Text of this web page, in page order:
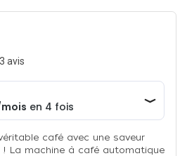
avis
café avec une saveur
La machine à café automatique